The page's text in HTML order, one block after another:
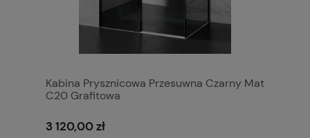
Kabina Prysznicowa Przesuwna Czarny Mat
C20 Grafitowa
3 120,00 zł